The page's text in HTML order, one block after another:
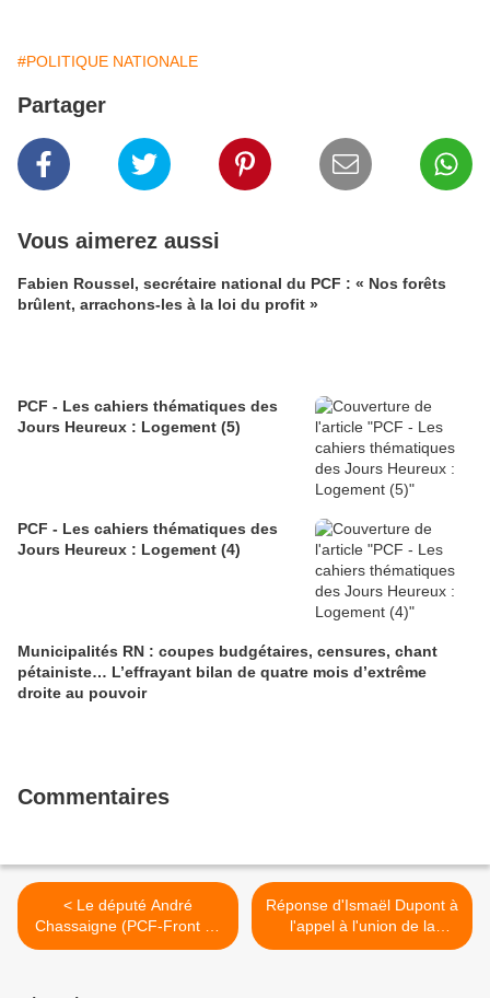
#POLITIQUE NATIONALE
Partager
Vous aimerez aussi
Fabien Roussel, secrétaire national du PCF : « Nos forêts
brûlent, arrachons-les à la loi du profit »
PCF - Les cahiers thématiques des
Jours Heureux : Logement (5)
PCF - Les cahiers thématiques des
Jours Heureux : Logement (4)
Municipalités RN : coupes budgétaires, censures, chant
pétainiste… L’effrayant bilan de quatre mois d’extrême
droite au pouvoir
Commentaires
< Le député André
Chassaigne (PCF-Front de
Gauche) demande à
Réponse d'Ismaël Dupont à
l'appel à l'union de la
gauche de citoyens de la